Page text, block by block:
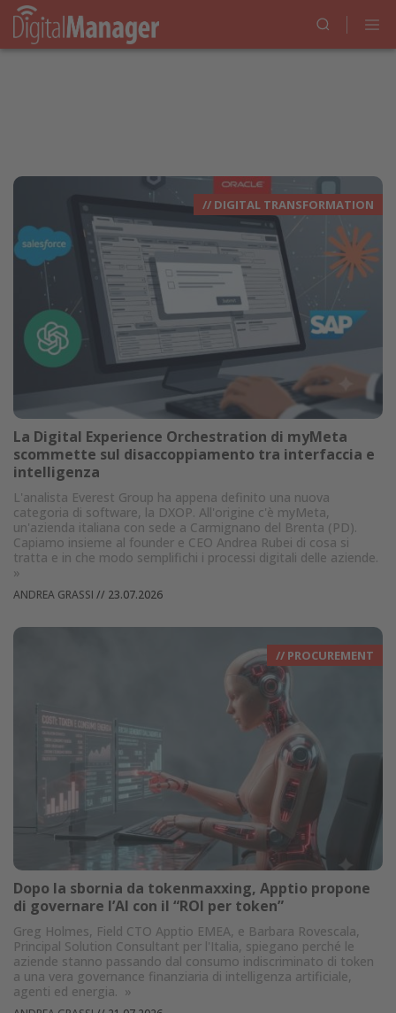
// DIGITAL TRANSFORMATION
La Digital Experience Orchestration di myMeta
scommette sul disaccoppiamento tra interfaccia e
intelligenza
L'analista Everest Group ha appena definito una nuova
categoria di software, la DXOP. All'origine c'è myMeta,
un'azienda italiana con sede a Carmignano del Brenta (PD).
Capiamo insieme al founder e CEO Andrea Rubei di cosa si
tratta e in che modo semplifichi i processi digitali delle aziende.
»
ANDREA GRASSI // 23.07.2026
// PROCUREMENT
Dopo la sbornia da tokenmaxxing, Apptio propone
di governare l’AI con il “ROI per token”
Greg Holmes, Field CTO Apptio EMEA, e Barbara Rovescala,
Principal Solution Consultant per l'Italia, spiegano perché le
aziende stanno passando dal consumo indiscriminato di token
a una vera governance finanziaria di intelligenza artificiale,
agenti ed energia. »